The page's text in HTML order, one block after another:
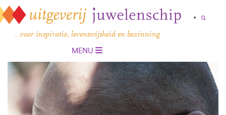
…voor inspiratie, levenswijsheid en bezinning
MENU